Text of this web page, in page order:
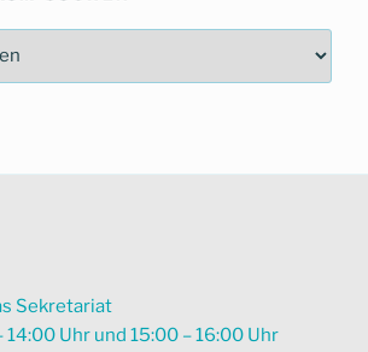
Sekretariat
14:00 Uhr und 15:00 – 16:00 Uhr